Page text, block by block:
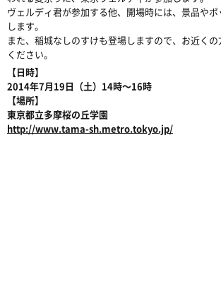
ヴェルディ君が参加する他、開場時には、景品や
します。
また、稲城なしのすけも登場しますので、お近く
ください。
【日時】
2014年7月19日（土）14時〜16時
【場所】
東京都立多摩桜の丘学園
http://www.tama-sh.metro.tokyo.jp/